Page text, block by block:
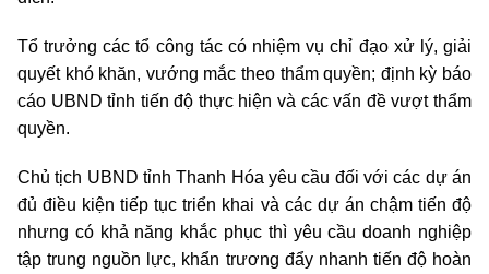
Tổ trưởng các tổ công tác có nhiệm vụ chỉ đạo xử lý, giải
quyết khó khăn, vướng mắc theo thẩm quyền; định kỳ báo
cáo UBND tỉnh tiến độ thực hiện và các vấn đề vượt thẩm
quyền.
Chủ tịch UBND tỉnh Thanh Hóa yêu cầu đối với các dự án
đủ điều kiện tiếp tục triển khai và các dự án chậm tiến độ
nhưng có khả năng khắc phục thì yêu cầu doanh nghiệp
tập trung nguồn lực, khẩn trương đẩy nhanh tiến độ hoàn